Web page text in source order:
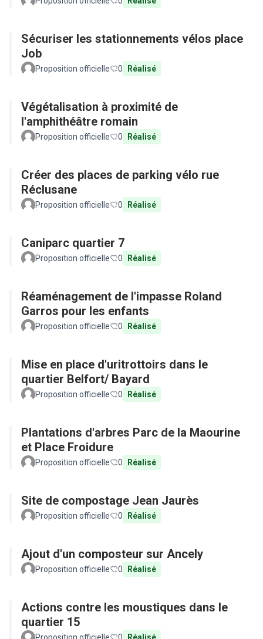
Sécuriser les stationnements vélos place
Job
Proposition officielle 0 Réalisé
Végétalisation à proximité de
l'amphithéâtre romain
Proposition officielle 0 Réalisé
Créer des places de parking vélo rue
Réclusane
Proposition officielle 0 Réalisé
Caniparc quartier 7
Proposition officielle 0 Réalisé
Réaménagement de l'impasse Roland
Garros pour les enfants
Proposition officielle 0 Réalisé
Mise en place d'uritrottoirs dans le
quartier Belfort/ Bayard
Proposition officielle 0 Réalisé
Plantations d'arbres Parc de la Maourine
et Place Froidure
Proposition officielle 0 Réalisé
Site de compostage Jean Jaurès
Proposition officielle 0 Réalisé
Ajout d'un composteur sur Ancely
Proposition officielle 0 Réalisé
Actions contre les moustiques dans le
quartier 15